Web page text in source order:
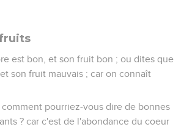
est bon, et son fruit bon ; ou dites que
son fruit mauvais ; car on connaît
comment pourriez-vous dire de bonnes
? car c'est de l'abondance du coeur